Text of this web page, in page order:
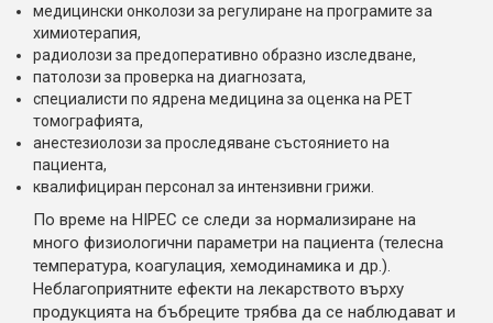
медицински онколози за регулиране на програмите за
химиотерапия,
радиолози за предоперативно образно изследване,
патолози за проверка на диагнозата,
специалисти по ядрена медицина за оценка на PET
томографията,
анестезиолози за проследяване състоянието на
пациента,
квалифициран персонал за интензивни грижи.
По време на HIPEC се следи за нормализиране на
много физиологични параметри на пациента (телесна
температура, коагулация, хемодинамика и др.).
Неблагоприятните ефекти на лекарството върху
продукцията на бъбреците трябва да се наблюдават и